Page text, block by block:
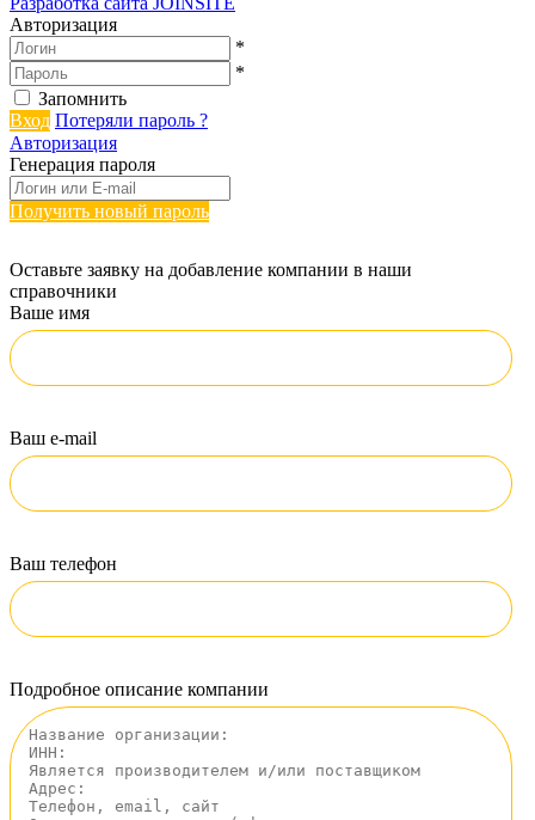
Авторизация
*
*
Запомнить
Вход Потеряли пароль ?
Авторизация
Генерация пароля
Получить новый пароль
Оставьте заявку на добавление компании в наши
справочники
Ваше имя
Ваш e-mail
Ваш телефон
Подробное описание компании